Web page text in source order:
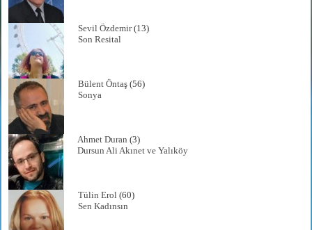
Sevil Özdemir(13)
Son Resital
Bülent Öntaş (56)
Sonya
Ahmet Duran (3)
Dursun Ali Akınet ve Yalıköy
Tülin Erol (60)
Sen Kadınsın